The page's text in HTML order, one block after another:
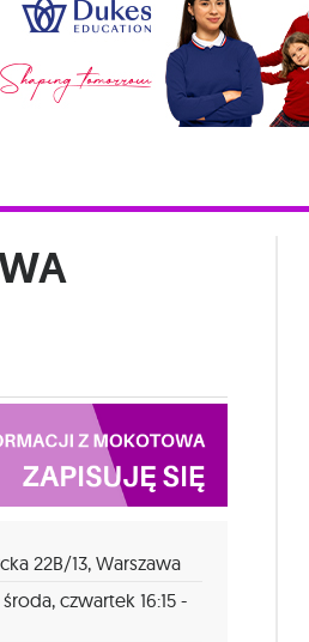
22B/13, Warszawa
czwartek 16:15 -